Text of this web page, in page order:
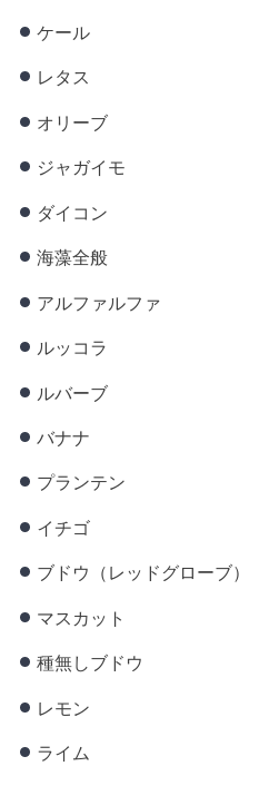
ケール
レタス
オリーブ
ジャガイモ
ダイコン
海藻全般
アルファルファ
ルッコラ
ルバーブ
バナナ
プランテン
イチゴ
ブドウ（レッドグローブ）
マスカット
種無しブドウ
レモン
ライム